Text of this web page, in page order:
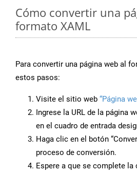
Cómo convertir una
formato XAML
Para convertir una página web al
estos pasos:
Visite el sitio web “Página
Ingrese la URL de la página
en el cuadro de entrada
Haga clic en el botón
proceso de conversión.
Espere a que se complete la